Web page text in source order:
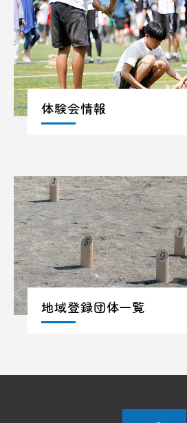
体験会情報
地域登録団体一覧